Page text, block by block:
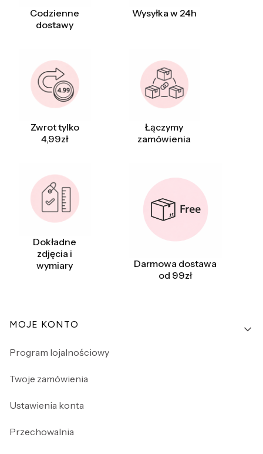
Codzienne
dostawy
Wysyłka w 24h
Zwrot tylko
4,99zł
Łączymy
zamówienia
Dokładne
zdjęcia i
wymiary
Darmowa dostawa
od 99zł
Linki w stopce
MOJE KONTO
Program lojalnościowy
Twoje zamówienia
Ustawienia konta
Przechowalnia